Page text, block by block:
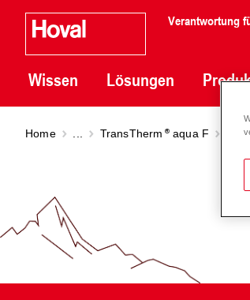
Verantwortung
Wissen Lösungen
Home TransTherm aqua F